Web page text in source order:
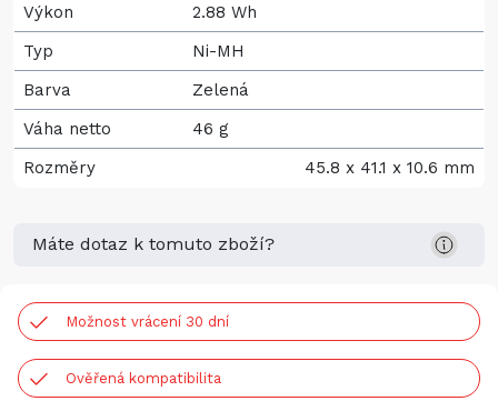
Výkon
2.88 Wh
Typ
Ni-MH
Barva
Zelená
Váha netto
46 g
Rozměry
45.8 x 41.1 x 10.6 mm
Máte dotaz k tomuto zboží?
Možnost vrácení 30 dní
Ověřená kompatibilita